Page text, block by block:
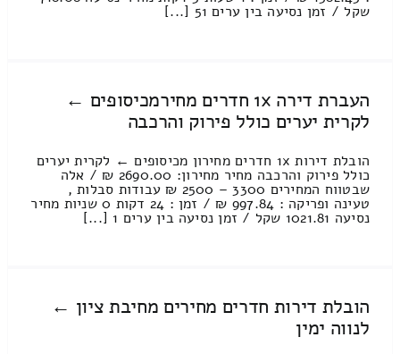
שקל / זמן נסיעה בין ערים 51 [...]
העברת דירה 1x חדרים מחירמכיסופים ←
לקרית יערים כולל פירוק והרכבה
הובלת דירות 1x חדרים מחירון מכיסופים ← לקרית יערים
כולל פירוק והרכבה מחיר מחירון: 2690.00 ₪ / אלה
שבטווח המחירים 3300 – 2500 ₪ עבודות סבלות ,
טעינה ופריקה : 997.84 ₪ / זמן : 24 דקות 0 שניות מחיר
נסיעה 1021.81 שקל / זמן נסיעה בין ערים 1 [...]
הובלת דירות חדרים מחירים מחיבת ציון ←
לנווה ימין